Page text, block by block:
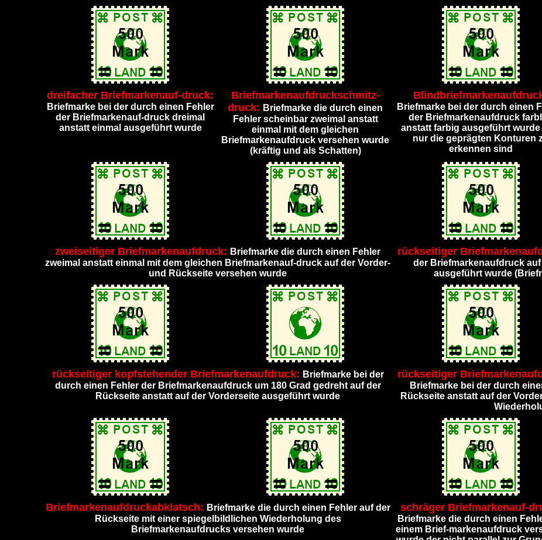
dreifacher Briefmarkenauf-druck:
Briefmarke bei der durch einen Fehler
der Briefmarkenauf-druck dreimal
anstatt einmal ausgeführt wurde
Briefmarkenaufdruckschmitz-
druck: Briefmarke die durch einen
Fehler scheinbar zweimal anstatt
einmal mit dem gleichen
Briefmarkenaufdruck versehen wurde
(kräftig und als Schatten)
Briefmarke bei der durch einen
der Briefmarkenaufdruck
anstatt farbig ausgeführt wurde
nur die geprägten Konturen
erkennen sind
zweiseitiger Briefmarkenaufdruck: Briefmarke die durch einen Fehler
zweimal anstatt einmal mit dem gleichen Briefmarkenauf-druck auf der Vorder-
und Rückseite versehen wurde
rückseitiger
der Briefmarkenaufdruck
ausgeführt wurde
rückseitiger kopfstehender Briefmarkenaufdruck: Briefmarke bei der
durch einen Fehler der Briefmarkenaufdruck um 180 Grad gedreht auf der
Rückseite anstatt auf der Vorderseite ausgeführt wurde
rückseitiger
Briefmarke bei der durch
Rückseite anstatt auf der
Briefmarkenaufdruckabklatsch: Briefmarke die durch einen Fehler auf der
Rückseite mit einer spiegelbildlichen Wiederholung des
Briefmarkenaufdrucks versehen wurde
schräger Briefmarkenauf-
Briefmarke die durch einen
einem Brief-markenaufdruck